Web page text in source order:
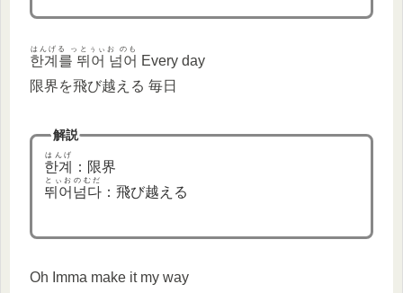
한계를 뛰어 넘어
はんげる っとぅぃお のも
Every day
限界を飛び越える 毎日
解説
한계
はんげ
：限界
뛰어넘다
とぃおのむだ
：飛び越える
Oh Imma make it my way